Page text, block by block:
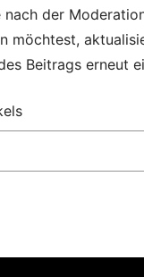
der
möchtest,
Beitrags erneut